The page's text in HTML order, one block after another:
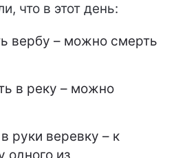
что в этот день:
вербу – можно смерть
в реку – можно
руки веревку – к